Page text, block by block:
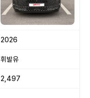
2026
휘발유
2,497